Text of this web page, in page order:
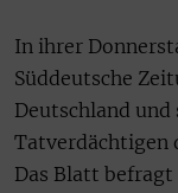
In ihrer
Süddeutsche
Deutschland
Tatverdächtigen
Das Blatt